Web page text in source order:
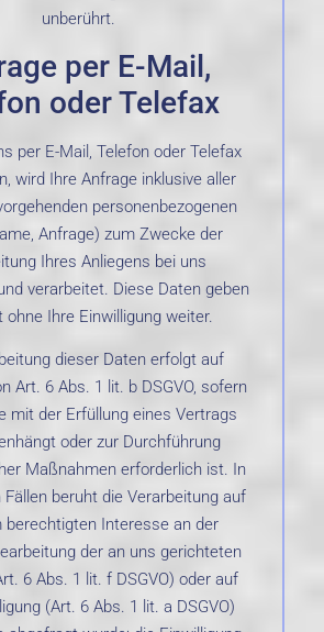
unberührt.
per E-Mail,
oder Telefax
per E-Mail, Telefon oder Telefax
wird Ihre Anfrage inklusive aller
personenbezogenen
Anfrage) zum Zwecke der
Ihres Anliegens bei uns
verarbeitet. Diese Daten geben
ohne Ihre Einwilligung weiter.
dieser Daten erfolgt auf
Art. 6 Abs. 1 lit. b DSGVO, sofern
mit der Erfüllung eines Vertrags
oder zur Durchführung
Maßnahmen erforderlich ist. In
Fällen beruht die Verarbeitung auf
berechtigten Interesse an der
der an uns gerichteten
6 Abs. 1 lit. f DSGVO) oder auf
(Art. 6 Abs. 1 lit. a DSGVO)